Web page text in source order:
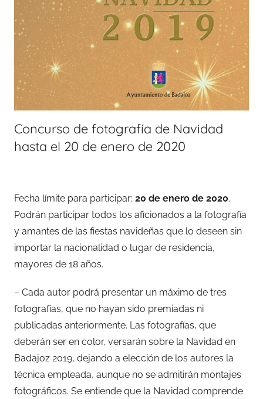
Concurso de fotografía de Navidad
hasta el 20 de enero de 2020
Fecha límite para participar: 20 de enero de 2020.
Podrán participar todos los aficionados a la fotografía
y amantes de las fiestas navideñas que lo deseen sin
importar la nacionalidad o lugar de residencia,
mayores de 18 años.
– Cada autor podrá presentar un máximo de tres
fotografías, que no hayan sido premiadas ni
publicadas anteriormente. Las fotografías, que
deberán ser en color, versarán sobre la Navidad en
Badajoz 2019, dejando a elección de los autores la
técnica empleada, aunque no se admitirán montajes
fotográficos. Se entiende que la Navidad comprende